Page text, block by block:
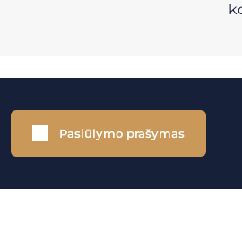
Pasiūlymo prašymas